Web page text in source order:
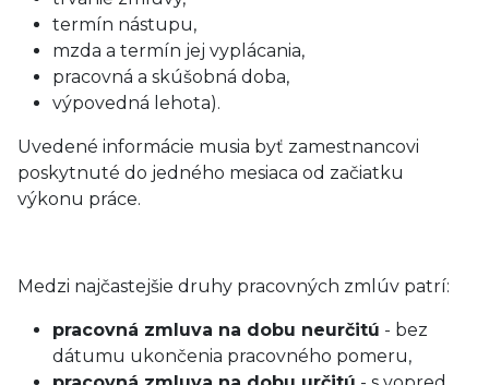
termín nástupu,
mzda a termín jej vyplácania,
pracovná a skúšobná doba,
výpovedná lehota).
Uvedené informácie musia byť zamestnancovi
poskytnuté do jedného mesiaca od začiatku
výkonu práce.
Medzi najčastejšie druhy pracovných zmlúv patrí:
pracovná zmluva na dobu neurčitú - bez
dátumu ukončenia pracovného pomeru,